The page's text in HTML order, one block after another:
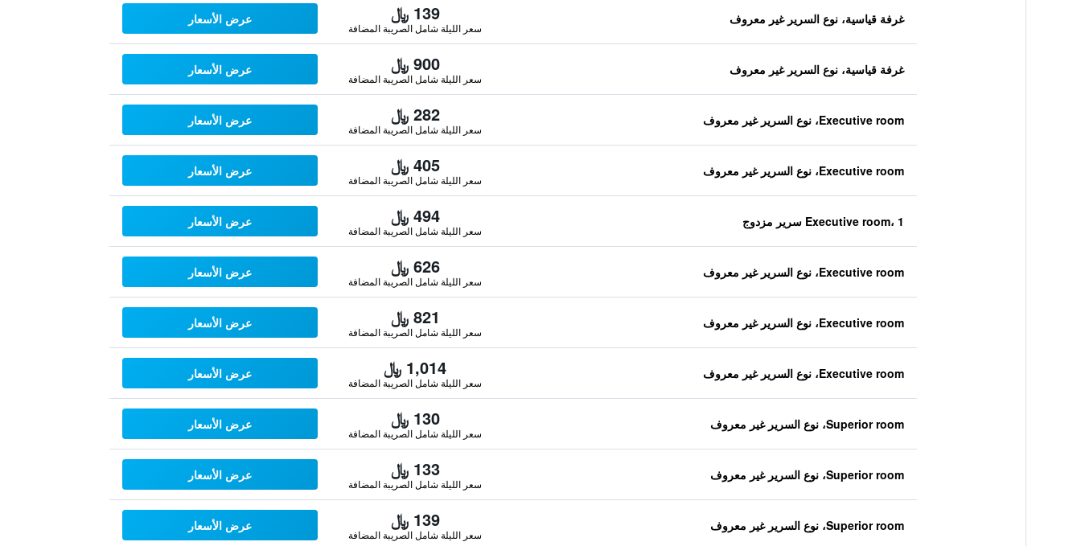
غرفة قياسية، نوع السرير غير معروف 139 ﷼
سعر الليلة شامل الصريبة المضافة
عرض الأسعار
غرفة قياسية، نوع السرير غير معروف 900 ﷼
سعر الليلة شامل الصريبة المضافة
عرض الأسعار
Executive room، نوع السرير غير معروف 282 ﷼
سعر الليلة شامل الصريبة المضافة
عرض الأسعار
Executive room، نوع السرير غير معروف 405 ﷼
سعر الليلة شامل الصريبة المضافة
عرض الأسعار
Executive room، 1 سرير مزدوج 494 ﷼
سعر الليلة شامل الصريبة المضافة
عرض الأسعار
Executive room، نوع السرير غير معروف 626 ﷼
سعر الليلة شامل الصريبة المضافة
عرض الأسعار
Executive room، نوع السرير غير معروف 821 ﷼
سعر الليلة شامل الصريبة المضافة
عرض الأسعار
Executive room، نوع السرير غير معروف 1,014 ﷼
سعر الليلة شامل الصريبة المضافة
عرض الأسعار
Superior room، نوع السرير غير معروف 130 ﷼
سعر الليلة شامل الصريبة المضافة
عرض الأسعار
Superior room، نوع السرير غير معروف 133 ﷼
سعر الليلة شامل الصريبة المضافة
عرض الأسعار
Superior room، نوع السرير غير معروف 139 ﷼
سعر الليلة شامل الصريبة المضافة
عرض الأسعار